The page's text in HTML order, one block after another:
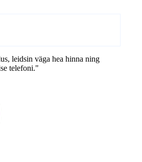
leidsin väga hea hinna ning
telefoni."